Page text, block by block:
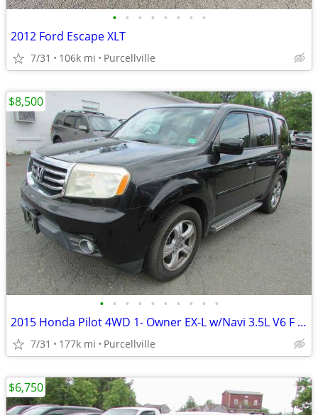
• • • • • • • •
2012 Ford Escape XLT
7/31 106k mi Purcellville
• • • • • • • • • •
2015 Honda Pilot 4WD 1- Owner EX-L w/Navi 3.5L V6 F SOHC 24V
7/31 177k mi Purcellville
$8,500
$6,750